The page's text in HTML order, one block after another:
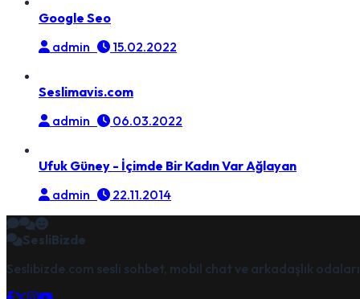
Google Seo
admin
15.02.2022
Seslimavis.com
admin
06.03.2022
Ufuk Güney - İçimde Bir Kadın Var Ağlayan
admin
22.11.2014
SesliBizde
Seslibizde.com sesli sohbet, mobil chat ve arkadaşlık